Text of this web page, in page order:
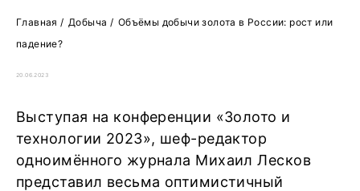
Главная / Добыча / Объёмы добычи золота в России: рост или
падение?
20.06.2023
Выступая на конференции «Золото и
технологии 2023», шеф-редактор
одноимённого журнала Михаил Лесков
представил весьма оптимистичный